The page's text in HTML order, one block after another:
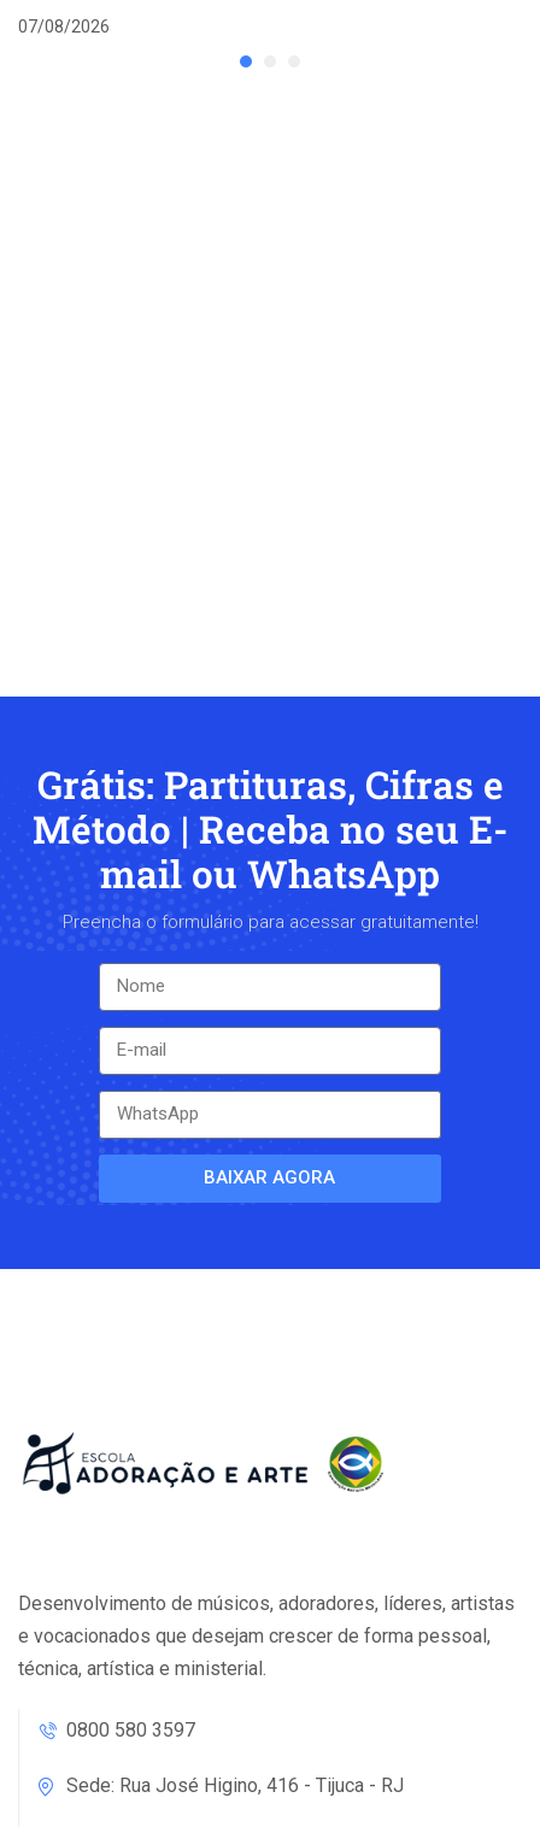
07/08/2026
Grátis: Partituras, Cifras e
Método | Receba no seu E-
mail ou WhatsApp
Preencha o formulário para acessar gratuitamente!
BAIXAR AGORA
Desenvolvimento de músicos, adoradores, líderes, artistas
e vocacionados que desejam crescer de forma pessoal,
técnica, artística e ministerial.
0800 580 3597
Sede: Rua José Higino, 416 - Tijuca - RJ